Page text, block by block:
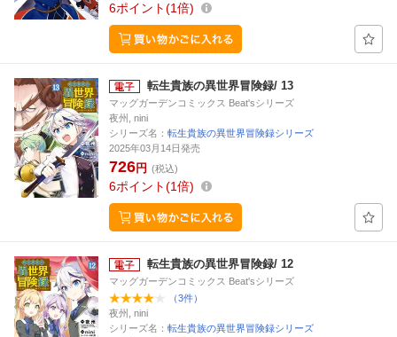
6ポイント 1倍
転生貴族の異世界冒険録/ 13
マッグガーデンコミックス Beat'sシリーズ
夜州, nini
シリーズ名： 転生貴族の異世界冒険録シリーズ
2025年03月14日発売
726円 (税込)
6ポイント 1倍
転生貴族の異世界冒険録/ 12
マッグガーデンコミックス Beat'sシリーズ
（3件）
夜州, nini
シリーズ名： 転生貴族の異世界冒険録シリーズ